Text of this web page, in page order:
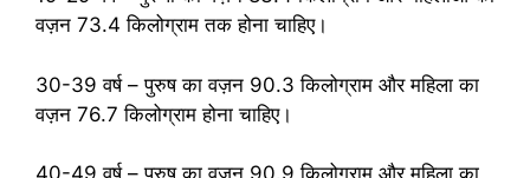
वज़न 73.4 किलोग्राम तक होना चाहिए।
30-39 वर्ष – पुरुष का वज़न 90.3 किलोग्राम और महिला का
वज़न 76.7 किलोग्राम होना चाहिए।